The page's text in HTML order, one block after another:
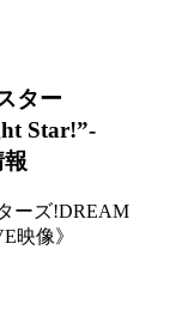
ター
Star!”-
ーズ!DREAM
映像》